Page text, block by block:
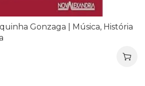
Gonzaga | Música, História